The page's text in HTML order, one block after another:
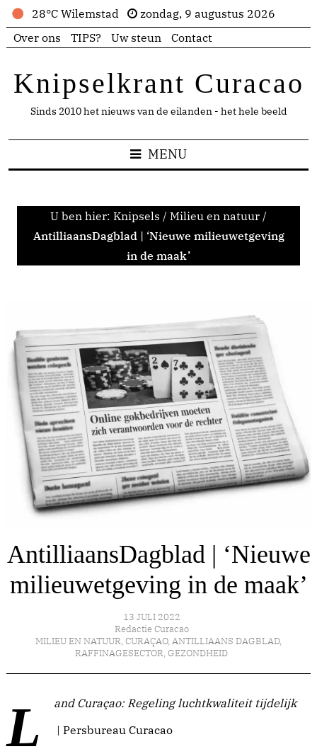
28°C Wilemstad
zondag, 9 augustus 2026
Over ons
TIPS? Uw steun Contact
Knipselkrant Curacao
Sinds 2010 het nieuws van de eilanden - het hele beeld
MENU
U ben hier: Knipsels / Milieu en natuur /
AntilliaansDagblad | ‘Nieuwe milieuwetgeving
in de maak’
AntilliaansDagblad | ‘Nieuwe
milieuwetgeving in de maak’
13 JULI 2022
Redactie Curacao
MILIEU EN NATUUR, CURAÇAO, ANTILLIAANS DAGBLAD,
RAFFINAGESECTOR, GEZONDHEID
Land Curaçao: Regeling luchtkwaliteit tijdelijk
| Persbureau Curacao